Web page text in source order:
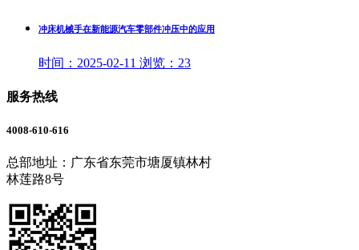
冲床机械手在新能源汽车零部件冲压中的应用
时间： 2025-02-11 浏览： 23
服务热线
4008-610-616
总部地址：广东省东莞市塘厦镇林村
林莲路8号